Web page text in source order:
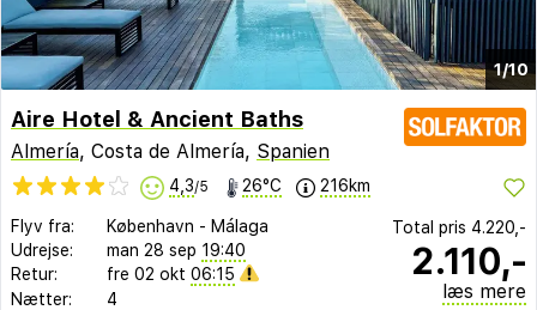
1/10
Aire Hotel & Ancient Baths
Almería, Costa de Almería, Spanien
4,3/5 26°C 216km
Flyv fra: København - Málaga
Udrejse:
man 28 sep 19:40
Retur:
fre 02 okt 06:15
Nætter:
4
Total pris 4.220,-
2.110,-
læs mere